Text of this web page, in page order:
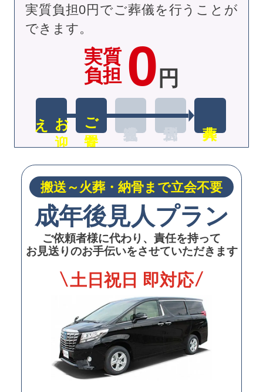
実質
負担 0 円
実質負担0円でご葬儀を行うことが
できます。
お
迎
え ご安置
搬送～火葬・納骨まで立会不要
成年後見人プラン
ご依頼者様に代わり、責任を持って
お見送りのお手伝いをさせていただきます
土日祝日 即対応